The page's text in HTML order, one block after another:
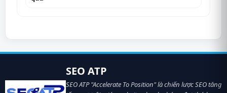
SEO ATP
SEO ATP "Accelerate To Position" là chiến lược SEO tăng